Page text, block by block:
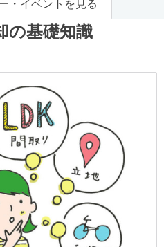
・イベントを見る
の基礎知識